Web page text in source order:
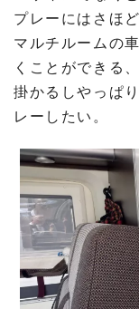
プレーにはさほ
マルチルームの
くことができる
掛かるしやっぱ
レーしたい。